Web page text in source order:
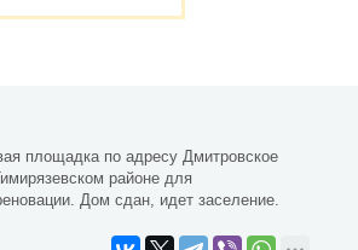
площадка по адресу Дмитровское
районе для
Дом сдан, идет заселение.